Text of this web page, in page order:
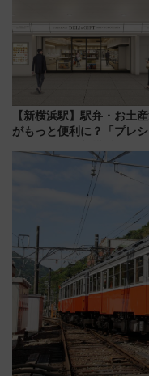
【新横浜駅】駅弁・お土
がもっと便利に？「プレ
ン 場所や営業時間・限